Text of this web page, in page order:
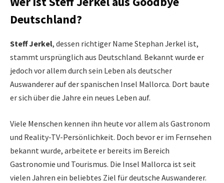
Deutschland?
Steff Jerkel, dessen richtiger Name Stephan Jerkel ist,
stammt ursprünglich aus Deutschland. Bekannt wurde er
jedoch vor allem durch sein Leben als deutscher
Auswanderer auf der spanischen Insel Mallorca. Dort baute
er sich über die Jahre ein neues Leben auf.
Viele Menschen kennen ihn heute vor allem als Gastronom
und Reality-TV-Persönlichkeit. Doch bevor er im Fernsehen
bekannt wurde, arbeitete er bereits im Bereich
Gastronomie und Tourismus. Die Insel Mallorca ist seit
vielen Jahren ein beliebtes Ziel für deutsche Auswanderer.